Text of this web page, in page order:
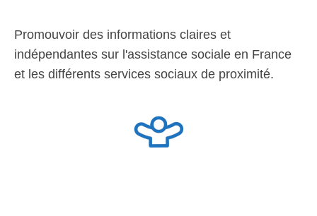
Promouvoir des informations claires et
indépendantes sur l'assistance sociale en France
et les différents services sociaux de proximité.